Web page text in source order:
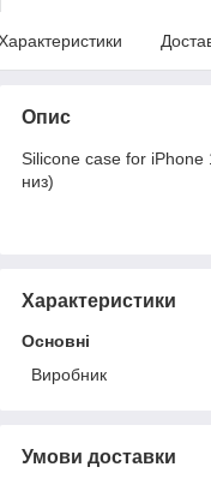
Опис
Silicone case for iPhone
низ)
Характеристики
Основні
Виробник
Умови доставки